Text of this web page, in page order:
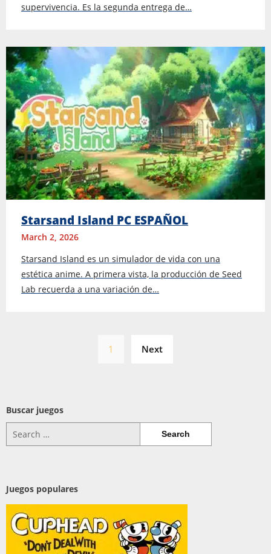
supervivencia. Es la segunda entrega de…
Starsand Island PC ESPAÑOL
March 2, 2026
Starsand Island es un simulador de vida con una
estética anime. A primera vista, la producción de Seed
Lab recuerda a una variación de…
pagination
1 Next
Buscar juegos
for:
Juegos populares